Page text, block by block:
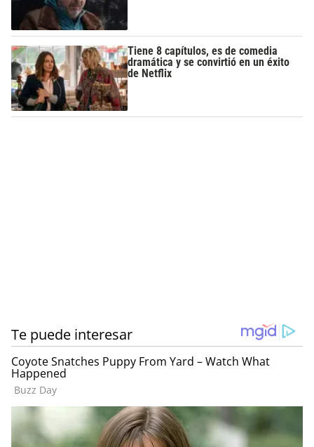
Tiene 8 capítulos, es de comedia
dramática y se convirtió en un éxito
de Netflix